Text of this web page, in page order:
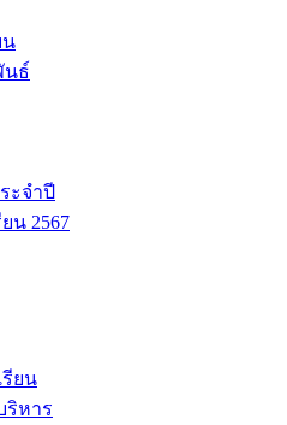
น
นธ์
ะจำปี
น 2567
รียน
ริหาร